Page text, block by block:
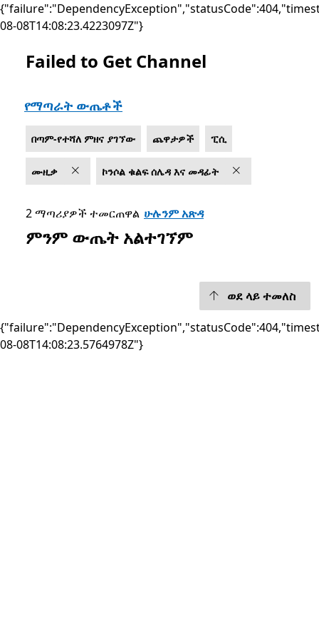
08-08T14:08:23.4223097Z"}
List Microsoft.com
Failed to Get Channel
የማጣራት ውጤቶች
በጣም-የተሻለ ምዘና ያገኘው ጨዋታዎች ፒሲ
ሙዚቃ ኮንሶል ቁልፍ ሰሌዳ እና መዳፊት
2 ማጣሪያዎች ተመርጠዋል ሁሉንም አጽዳ
ምንም ውጤት አልተገኘም
ወደ ላይ ተመለስ
08-08T14:08:23.5764978Z"}